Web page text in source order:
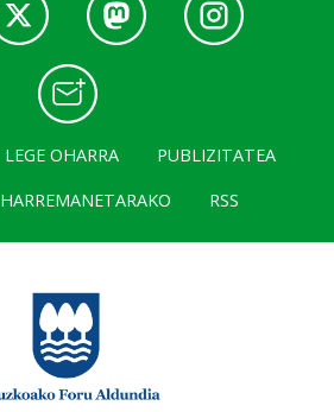
LEGE OHARRA
PUBLIZITATEA
HARREMANETARAKO RSS